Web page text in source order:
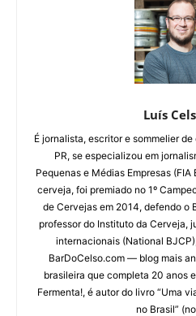
Luís
É jornalista, escritor e sommelier
PR, se especializou em
Pequenas e Médias Empresas
cerveja, foi premiado no 1º
de Cervejas em 2014, defendo o
professor do Instituto da Cerveja,
internacionais (National
BarDoCelso.com — blog mais
brasileira que completa 20 anos
Fermenta!, é autor do livro “Uma
no Brasil”